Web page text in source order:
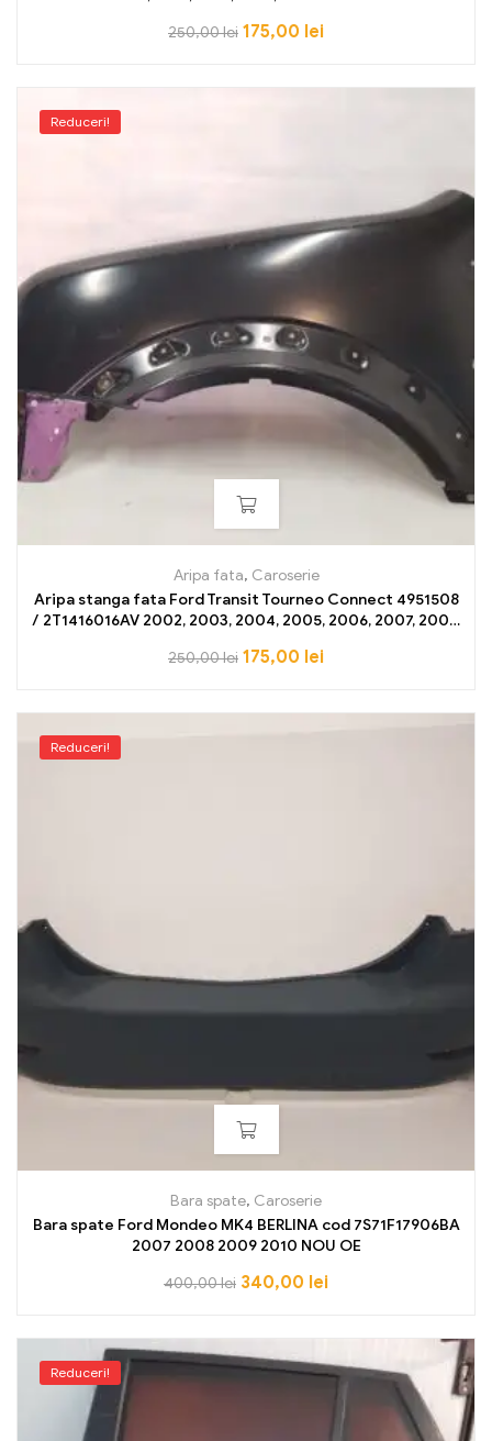
250,00lei 175,00 lei
Reduceri!
Aripa fata, Caroserie
Aripa stanga fata Ford Transit Tourneo Connect 4951508
/ 2T1416016AV 2002, 2003, 2004, 2005, 2006, 2007, 2008,
250,00lei 175,00 lei
Reduceri!
Bara spate, Caroserie
Bara spate Ford Mondeo MK4 BERLINA cod 7S71F17906BA
2007 2008 2009 2010 NOU OE
400,00lei 340,00 lei
Reduceri!